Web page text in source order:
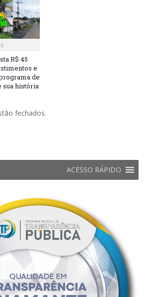
R$ 45
e
de
sua história
fechados.
ACESSO RÁPIDO